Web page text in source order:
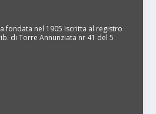
fondata nel 1905 Iscritta al registro
di Torre Annunziata nr 41 del 5